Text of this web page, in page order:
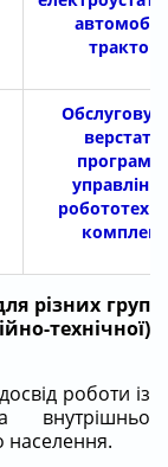
різних груп
технічної)
роботи із
внутрішньо
населення.